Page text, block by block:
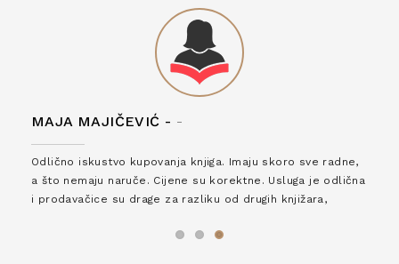
MAJA MAJIČEVIĆ - -
Odlično iskustvo kupovanja knjiga. Imaju skoro sve radne,
a što nemaju naruče. Cijene su korektne. Usluga je odlična
i prodavačice su drage za razliku od drugih knjižara,